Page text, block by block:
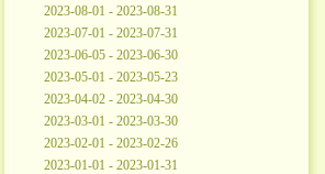
2023-08-01 - 2023-08-31
2023-07-01 - 2023-07-31
2023-06-05 - 2023-06-30
2023-05-01 - 2023-05-23
2023-04-02 - 2023-04-30
2023-03-01 - 2023-03-30
2023-02-01 - 2023-02-26
2023-01-01 - 2023-01-31